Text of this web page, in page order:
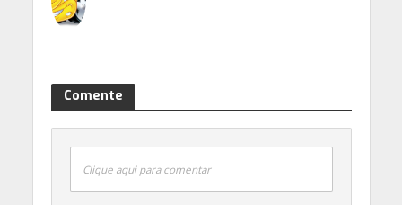
Comente
Clique aqui para comentar